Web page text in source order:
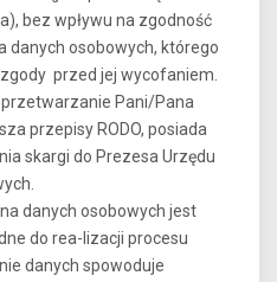
bez wpływu na zgodność
danych osobowych, którego
przed jej wycofaniem.
Pani/Pana
przepisy RODO, posiada
skargi do Prezesa Urzędu
danych osobowych jest
do rea-lizacji procesu
danych spowoduje